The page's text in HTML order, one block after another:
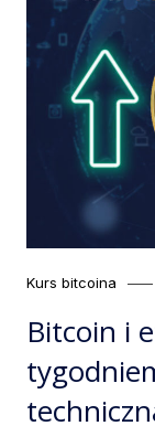
Category
Kurs bitcoina
Bitcoin i